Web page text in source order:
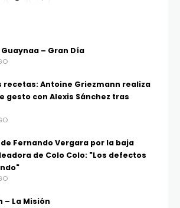
Guaynaa – Gran Día
recetas: Antoine Griezmann realiza
gesto con Alexis Sánchez tras
Fernando Vergara por la baja
de Colo Colo: "Los defectos
– La Misión